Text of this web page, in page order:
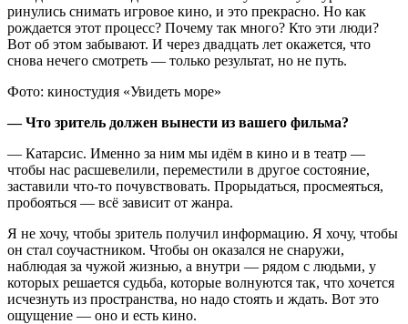
ринулись снимать игровое кино, и это прекрасно. Но как
рождается этот процесс? Почему так много? Кто эти люди?
Вот об этом забывают. И через двадцать лет окажется, что
снова нечего смотреть — только результат, но не путь.
Фото: киностудия «Увидеть море»
— Что зритель должен вынести из вашего фильма?
— Катарсис. Именно за ним мы идём в кино и в театр —
чтобы нас расшевелили, переместили в другое состояние,
заставили что-то почувствовать. Прорыдаться, просмеяться,
пробояться — всё зависит от жанра.
Я не хочу, чтобы зритель получил информацию. Я хочу, чтобы
он стал соучастником. Чтобы он оказался не снаружи,
наблюдая за чужой жизнью, а внутри — рядом с людьми, у
которых решается судьба, которые волнуются так, что хочется
исчезнуть из пространства, но надо стоять и ждать. Вот это
ощущение — оно и есть кино.